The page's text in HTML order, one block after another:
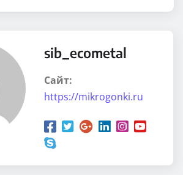
sib_ecometal
Сайт:
https://mikrogonki.ru